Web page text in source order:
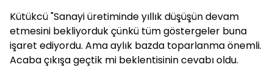
Kütükcü "Sanayi üretiminde yıllık düşüşün devam
etmesini bekliyorduk çünkü tüm göstergeler buna
işaret ediyordu. Ama aylık bazda toparlanma önemli.
Acaba çıkışa geçtik mi beklentisinin cevabı oldu.